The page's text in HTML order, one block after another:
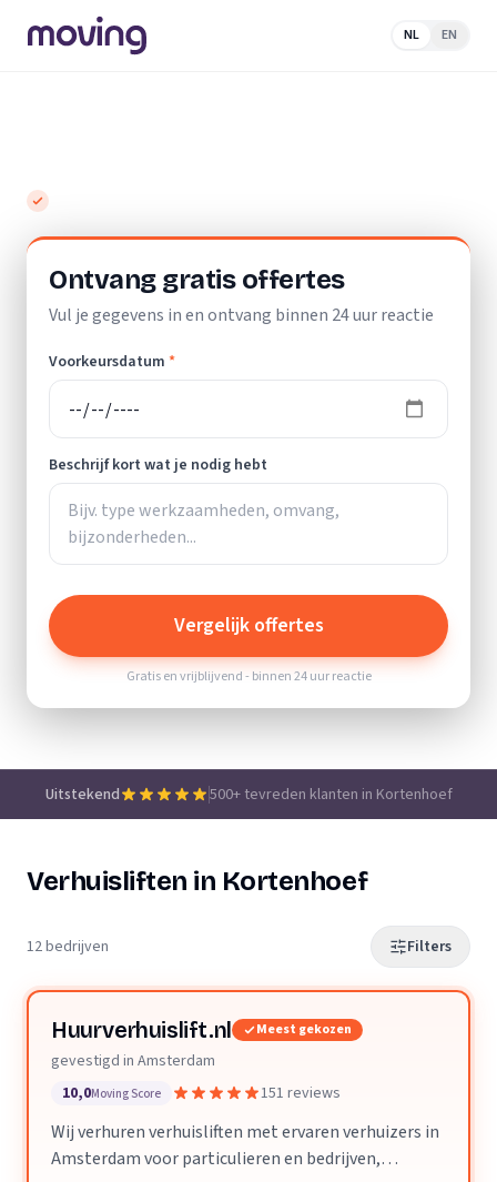
NL EN
Ontvang gratis offertes
Vul je gegevens in en ontvang binnen 24 uur reactie
Voorkeursdatum *
Beschrijf kort wat je nodig hebt
Vergelijk offertes
Gratis en vrijblijvend - binnen 24 uur reactie
Uitstekend 500+ tevreden klanten in Kortenhoef
Verhuisliften in Kortenhoef
12 bedrijven Filters
Huurverhuislift.nl Meest gekozen
gevestigd in Amsterdam
10,0Moving Score 151 reviews
Wij verhuren verhuisliften met ervaren verhuizers in
Amsterdam voor particulieren en bedrijven,